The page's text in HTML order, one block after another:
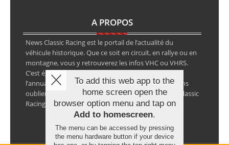
A PROPOS
News Classic Racing est le portail de l’actualité du
véhicule historique. Que ce soit en circuit, en rallye ou en
montagne, vous y retrouverez les infos VHC ou VHRS.
C’est également le calendrier des épreuves ainsi que
l’annuaire des spécialistes de la voiture ancienne, sans
oublier les petites annonces avec notre partenaire Classic
Racing Annonces.
To add this web app to the
home screen open the
browser option menu and tap on
Add to homescreen.
The menu can be accessed by pressing
the menu hardware button if your device